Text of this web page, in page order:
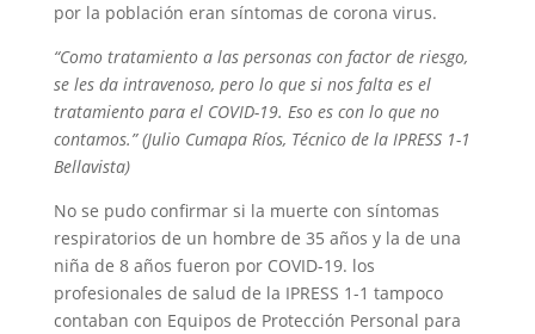
por la población eran síntomas de corona virus.
“Como tratamiento a las personas con factor de riesgo,
se les da intravenoso, pero lo que si nos falta es el
tratamiento para el COVID-19. Eso es con lo que no
contamos.” (Julio Cumapa Ríos, Técnico de la IPRESS 1-1
Bellavista)
No se pudo confirmar si la muerte con síntomas
respiratorios de un hombre de 35 años y la de una
niña de 8 años fueron por COVID-19. los
profesionales de salud de la IPRESS 1-1 tampoco
contaban con Equipos de Protección Personal para